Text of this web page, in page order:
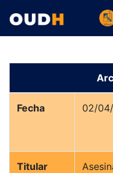
Fecha 02/
Titular